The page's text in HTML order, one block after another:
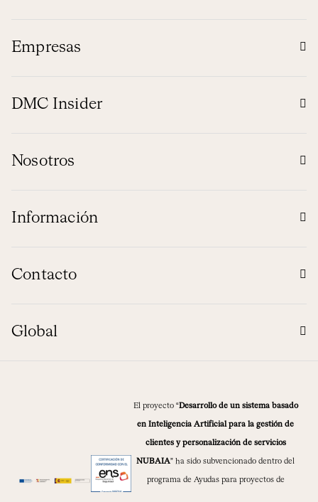
Empresas
DMC Insider
Nosotros
Información
Contacto
Global
El proyecto “Desarrollo de un sistema basado
en Inteligencia Artificial para la gestión de
clientes y personalización de servicios
NUBAIA” ha sido subvencionado dentro del
programa de Ayudas para proyectos de